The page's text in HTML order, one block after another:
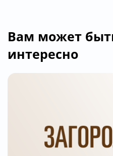
Вам может
интересно